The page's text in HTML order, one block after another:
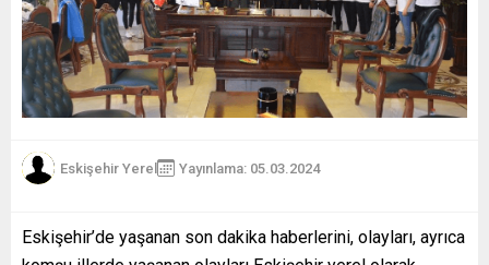
Eskişehir Yerel Yayınlama: 05.03.2024
Eskişehir’de yaşanan son dakika haberlerini, olayları, ayrıca